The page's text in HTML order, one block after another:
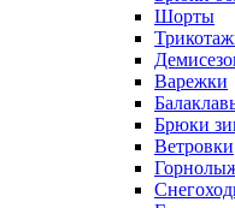
Шорты
Варежки
Брюки
Ветровки